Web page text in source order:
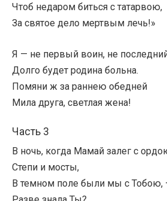
Чтоб недаром биться с татарвою,
За святое дело мертвым лечь!»
Я — не первый воин, не
Долго будет родина больна.
Помяни ж за раннею обедней
Мила друга, светлая жена!
Часть 3
В ночь, когда Мамай залег с
Степи и мосты,
В темном поле были мы с Тобою,